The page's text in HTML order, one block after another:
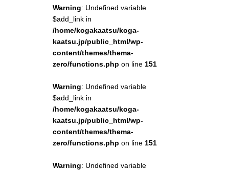
Warning: Undefined variable
$add_link in
/home/kogakaatsu/koga-
kaatsu.jp/public_html/wp-
content/themes/thema-
zero/functions.php on line 151
Warning: Undefined variable
$add_link in
/home/kogakaatsu/koga-
kaatsu.jp/public_html/wp-
content/themes/thema-
zero/functions.php on line 151
Warning: Undefined variable